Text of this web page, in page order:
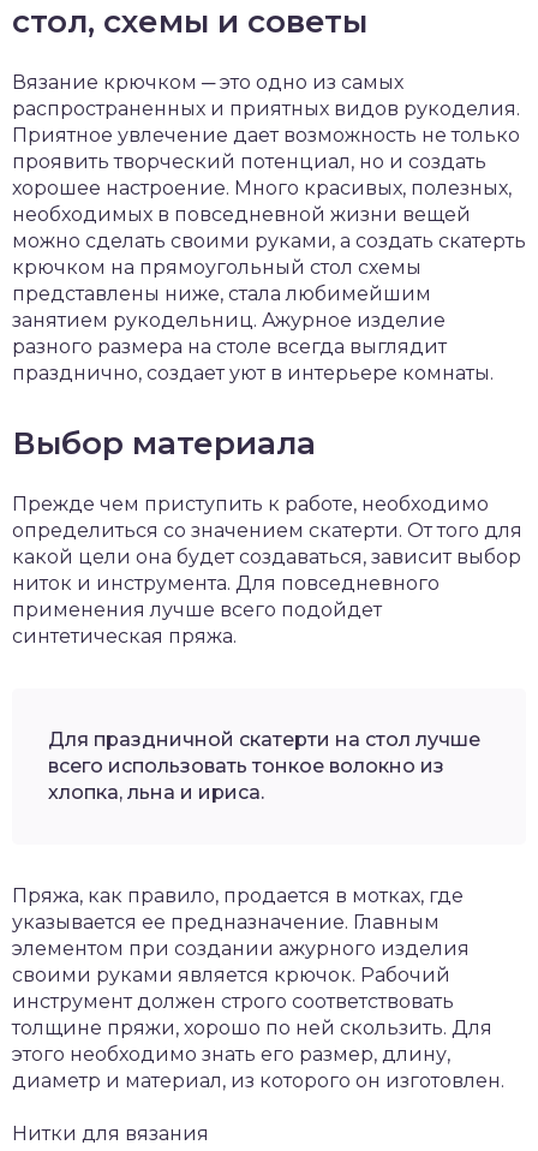
стол, схемы и советы
Вязание крючком ─ это одно из самых
распространенных и приятных видов рукоделия.
Приятное увлечение дает возможность не только
проявить творческий потенциал, но и создать
хорошее настроение. Много красивых, полезных,
необходимых в повседневной жизни вещей
можно сделать своими руками, а создать скатерть
крючком на прямоугольный стол схемы
представлены ниже, стала любимейшим
занятием рукодельниц. Ажурное изделие
разного размера на столе всегда выглядит
празднично, создает уют в интерьере комнаты.
Выбор материала
Прежде чем приступить к работе, необходимо
определиться со значением скатерти. От того для
какой цели она будет создаваться, зависит выбор
ниток и инструмента. Для повседневного
применения лучше всего подойдет
синтетическая пряжа.
Для праздничной скатерти на стол лучше
всего использовать тонкое волокно из
хлопка, льна и ириса.
Пряжа, как правило, продается в мотках, где
указывается ее предназначение. Главным
элементом при создании ажурного изделия
своими руками является крючок. Рабочий
инструмент должен строго соответствовать
толщине пряжи, хорошо по ней скользить. Для
этого необходимо знать его размер, длину,
диаметр и материал, из которого он изготовлен.
Нитки для вязания